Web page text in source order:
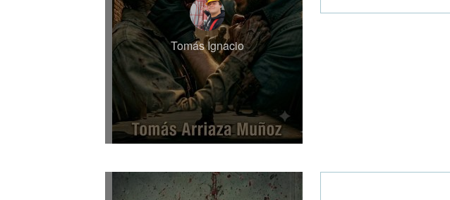
Tomás Ignacio